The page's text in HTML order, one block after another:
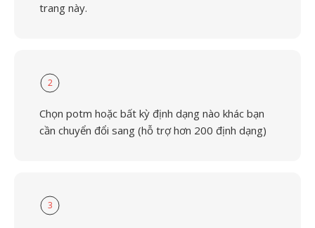
trang này.
2
Chọn potm hoặc bất kỳ định dạng nào khác bạn
cần chuyển đổi sang (hỗ trợ hơn 200 định dạng)
3